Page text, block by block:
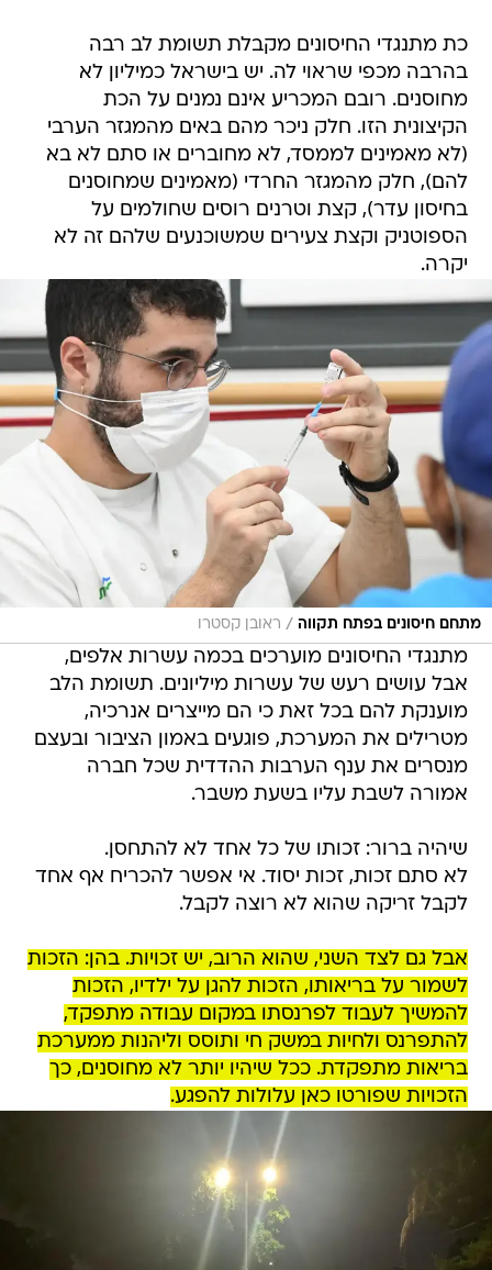
כת מתנגדי החיסונים מקבלת תשומת לב רבה
בהרבה מכפי שראוי לה. יש בישראל כמיליון לא
מחוסנים. רובם המכריע אינם נמנים על הכת
הקיצונית הזו. חלק ניכר מהם באים מהמגזר הערבי
(לא מאמינים לממסד, לא מחוברים או סתם לא בא
להם), חלק מהמגזר החרדי (מאמינים שמחוסנים
בחיסון עדר), קצת וטרנים רוסים שחולמים על
הספוטניק וקצת צעירים שמשוכנעים שלהם זה לא
יקרה.
מתחם חיסונים בפתח תקווה / ראובן קסטרו
מתנגדי החיסונים מוערכים בכמה עשרות אלפים,
אבל עושים רעש של עשרות מיליונים. תשומת הלב
מוענקת להם בכל זאת כי הם מייצרים אנרכיה,
מטרילים את המערכת, פוגעים באמון הציבור ובעצם
מנסרים את ענף הערבות ההדדית שכל חברה
אמורה לשבת עליו בשעת משבר.
שיהיה ברור: זכותו של כל אחד לא להתחסן.
לא סתם זכות, זכות יסוד. אי אפשר להכריח אף אחד
לקבל זריקה שהוא לא רוצה לקבל.
אבל גם לצד השני, שהוא הרוב, יש זכויות. בהן: הזכות
לשמור על בריאותו, הזכות להגן על ילדיו, הזכות
להמשיך לעבוד לפרנסתו במקום עבודה מתפקד,
להתפרנס ולחיות במשק חי ותוסס וליהנות ממערכת
בריאות מתפקדת. ככל שיהיו יותר לא מחוסנים, כך
הזכויות שפורטו כאן עלולות להפגע.